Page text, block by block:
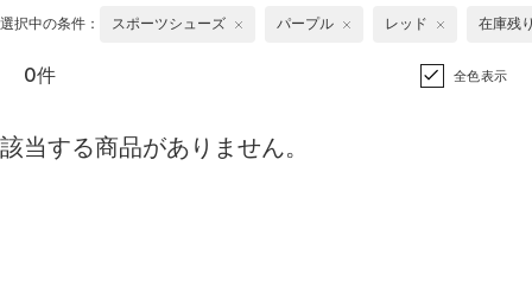
選択中の条件： スポーツシューズ パープル レッド 在庫残
0件 全色表示
該当する商品がありません。